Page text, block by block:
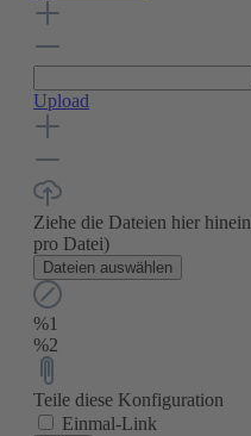
Upload
Ziehe die Dateien hier hinein
pro Datei)
Dateien auswählen
%1
%2
Teile diese Konfiguration
Einmal-Link